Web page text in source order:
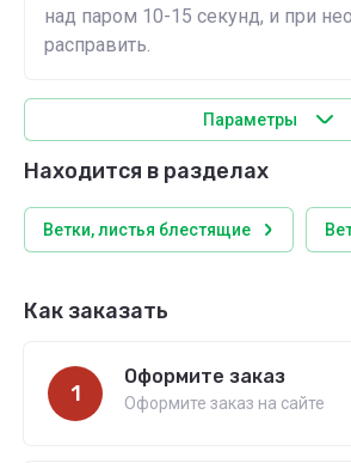
над паром 10-15 секунд, и при
расправить.
Параметры
Находится в разделах
Ветки, листья блестящие
Как заказать
1
Оформите заказ
Оформите заказ на сайте